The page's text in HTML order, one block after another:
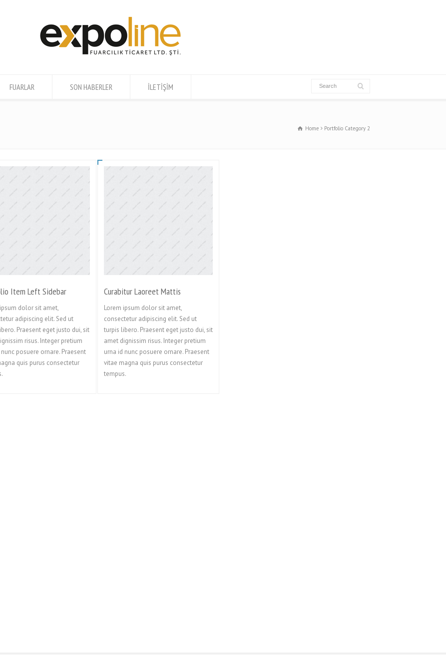
FUARLAR SON HABERLER İLETİŞİM
Home Portfolio Category 2
Item Left Sidebar
dolor sit amet,
adipiscing elit. Sed ut
Praesent eget justo dui, sit
risus. Integer pretium
posuere ornare. Praesent
quis purus consectetur
Curabitur Laoreet Mattis
Lorem ipsum dolor sit amet,
consectetur adipiscing elit. Sed ut
turpis libero. Praesent eget justo dui, sit
amet dignissim risus. Integer pretium
urna id nunc posuere ornare. Praesent
vitae magna quis purus consectetur
tempus.